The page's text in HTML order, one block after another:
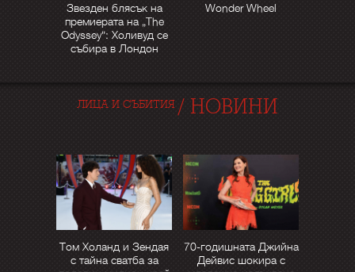
Звезден блясък на
премиерата на „The
Odyssey“: Холивуд се
събира в Лондон
Wonder Wheel
ЛИЦА И СЪБИТИЯ / НОВИНИ
Том Холанд и Зендая
с тайна сватба за
70-годишната Джийна
Дейвис шокира с